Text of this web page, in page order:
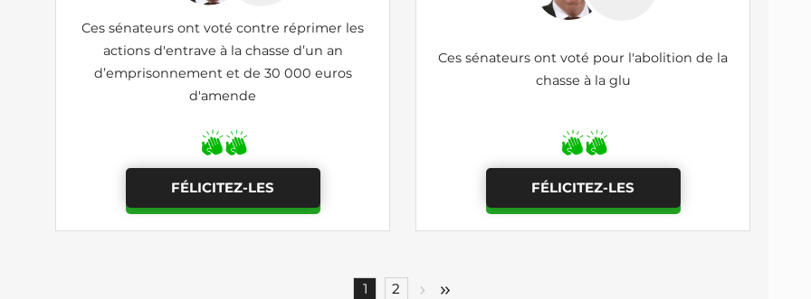
Ces sénateurs ont voté contre réprimer les
actions d'entrave à la chasse d’un an
d’emprisonnement et de 30 000 euros
d'amende
FÉLICITEZ-LES
Ces sénateurs ont voté pour l'abolition de la
chasse à la glu
FÉLICITEZ-LES
1 2